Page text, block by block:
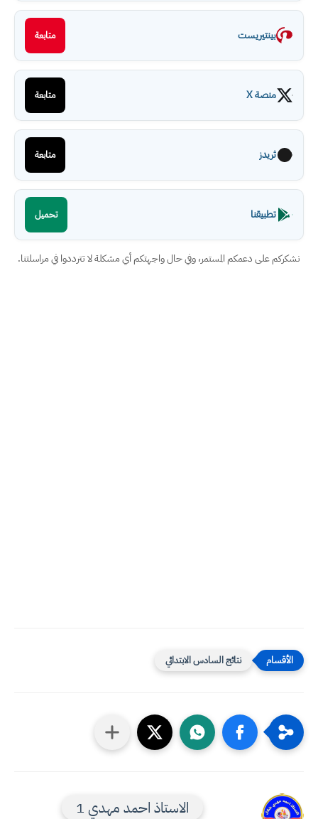
بينتيريست متابعة
منصة X متابعة
ثريدز متابعة
تطبيقنا تحميل
نشكركم على دعمكم المستمر، وفي حال واجهتكم أي مشكلة لا تترددوا في مراسلتنا.
نتائج السادس الابتدائي
الاستاذ احمد مهدي 1